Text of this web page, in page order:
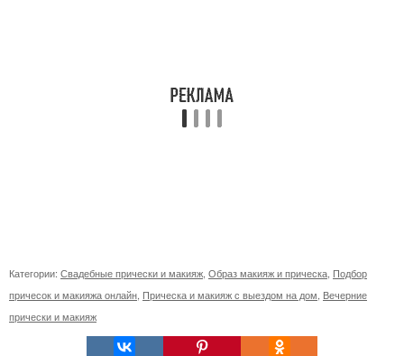
Категории: Свадебные прически и макияж, Образ макияж и прическа, Подбор
причесок и макияжа онлайн, Прическа и макияж с выездом на дом, Вечерние
прически и макияж